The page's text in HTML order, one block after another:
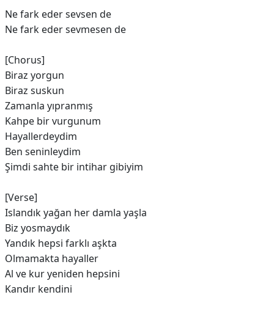
Ne fark eder sevsen de
Ne fark eder sevmesen de
[Chorus]
Biraz yorgun
Biraz suskun
Zamanla yıpranmış
Kahpe bir vurgunum
Hayallerdeydim
Ben seninleydim
Şimdi sahte bir intihar gibiyim
[Verse]
Islandık yağan her damla yaşla
Biz yosmaydık
Yandık hepsi farklı aşkta
Olmamakta hayaller
Al ve kur yeniden hepsini
Kandır kendini